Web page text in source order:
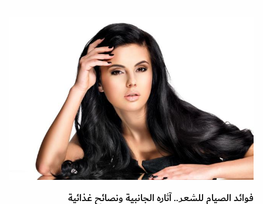
فوائد الصيام للشعر.. آثاره الجانبية ونصائح غذائية